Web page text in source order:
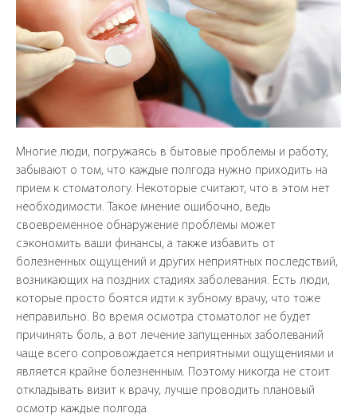
ЗАПИСАТЬСЯ
Многие люди, погружаясь в бытовые проблемы и работу,
забывают о том, что каждые полгода нужно приходить на
прием к стоматологу. Некоторые считают, что в этом нет
необходимости. Такое мнение ошибочно, ведь
своевременное обнаружение проблемы может
сэкономить ваши финансы, а также избавить от
болезненных ощущений и других неприятных последствий,
возникающих на поздних стадиях заболевания. Есть люди,
которые просто боятся идти к зубному врачу, что тоже
неправильно. Во время осмотра стоматолог не будет
причинять боль, а вот лечение запущенных заболеваний
чаще всего сопровождается неприятными ощущениями и
является крайне болезненным. Поэтому никогда не стоит
откладывать визит к врачу, лучше проводить плановый
осмотр каждые полгода.